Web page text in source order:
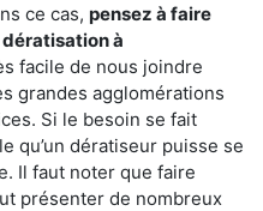
ce cas, pensez à faire
dératisation à
facile de nous joindre
grandes agglomérations
Si le besoin se fait
qu’un dératiseur puisse se
Il faut noter que faire
présenter de nombreux